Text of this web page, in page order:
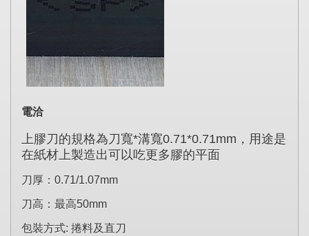
電洽
上膠刀的規格為刀寬*溝寬0.71*0.71mm ，用途是
在紙材上製造出可以吃更多膠的平面
刀厚： 0.71/1.07mm
刀高：最高50mm
包裝方式: 捲料及直刀